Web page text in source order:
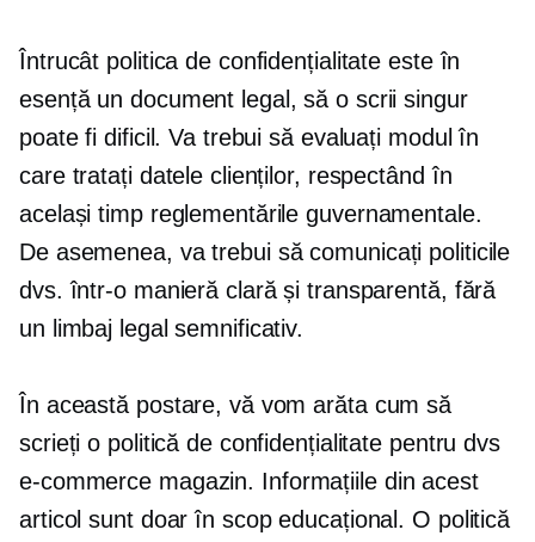
Întrucât politica de confidențialitate este în
esență un document legal, să o scrii singur
poate fi dificil. Va trebui să evaluați modul în
care tratați datele clienților, respectând în
același timp reglementările guvernamentale.
De asemenea, va trebui să comunicați politicile
dvs. într-o manieră clară și transparentă, fără
un limbaj legal semnificativ.
În această postare, vă vom arăta cum să
scrieți o politică de confidențialitate pentru dvs
e-commerce magazin. Informațiile din acest
articol sunt doar în scop educațional. O politică